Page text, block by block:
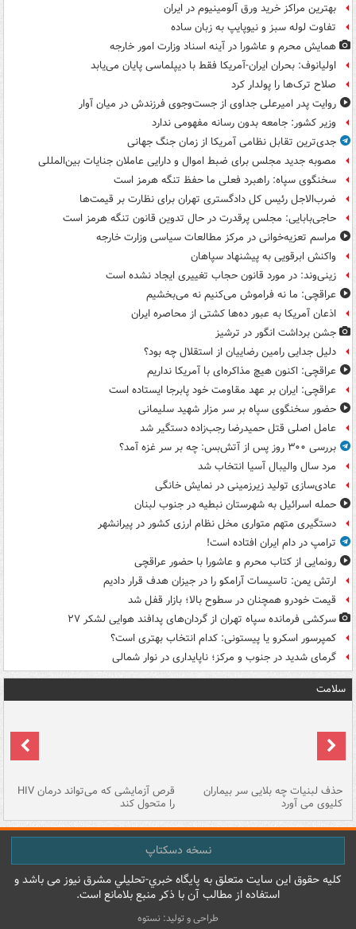
بهترین مراکز خرید ورق آلومینیوم در ایران
تفاوت لوله سبز و نیوپایپ به زبان ساده
همایش محرم و عاشورا در آینه اسناد وزارت امور خارجه
اولیانوف: بحران ایران-آمریکا فقط با دیپلماسی پایان می‌یابد
صلاح ترک‌ها را پولدار کرد
روایت پدر امیرعلی جداوی از جست‌وجوی فرزندش در میان آوار
وزیر کشور: جامعه بدون رسانه مفهومی ندارد
جدی‌ترین تقابل نظامی آمریکا از زمان جنگ جهانی
مصوبه جدید مجلس برای ضبط اموال و دارایی عاملان جنایات بین‌المللی
سخنگوی سپاه: راهبرد فعلی ما حفظ تنگه هرمز است
ضرب‌الاجل رئیس کل دادگستری تهران برای نظارت بر قیمت‌ها
حاجی‌بابایی: مجلس پرقدرت در حال تدوین قانون تنگه هرمز است
مراسم تعزیه‌خوانی در مرکز مطالعات سیاسی وزارت خارجه
واکنش ابرقویی به پیشنهاد سپاهان
زینی‌وند: در مورد قانون حجاب تغییری ایجاد نشده است
عراقچی: ما نه فراموش می‌کنیم نه می‌بخشیم
اذعان آمریکا به عبور ده‌ها کشتی از محاصره ایران
جشن برداشت انگور در ترشیز
دلیل جدایی رامین رضاییان از استقلال چه بود؟
عراقچی: اکنون هیچ مذاکره‌ای با آمریکا نداریم
عراقچی: ایران بر عهد مقاومت خود پابرجا ایستاده است
حضور سخنگوی سپاه بر سر مزار شهید سلیمانی
عامل اصلی قتل حمیدرضا رجب‌زاده دستگیر شد
بررسی ۳۰۰ روز پس از آتش‌بس: چه بر سر غزه آمد؟
مرد سال والیبال آسیا انتخاب شد
عادی‌سازی تولید زیرزمینی در نمایش خانگی
حمله اسرائیل به شهرستان نبطیه در جنوب لبنان
دستگیری متهم متواری مخل نظام ارزی کشور در پیرانشهر
ترامپ در دام ایران افتاده است!
رونمایی از کتاب محرم و عاشورا با حضور عراقچی
ارتش یمن: تاسیسات آرامکو را در جیزان هدف قرار دادیم
قیمت خودرو همچنان در سطوح بالا؛ بازار قفل شد
سرکشی فرمانده سپاه تهران از گردان‌های پدافند هوایی لشکر ۲۷
کمپرسور اسکرو یا پیستونی: کدام انتخاب بهتری است؟
گرمای شدید در جنوب و مرکز؛ ناپایداری در نوار شمالی
سلامت
حذف لبنیات چه بلایی سر بیماران
کلیوی می آورد
قرص آزمایشی که می‌تواند درمان HIV
را متحول کند
نسخه دسکتاپ
کليه حقوق اين سايت متعلق به پایگاه خبري-تحليلي مشرق نيوز می باشد و
استفاده از مطالب آن با ذکر منبع بلامانع است.
طراحی و تولید: نستوه